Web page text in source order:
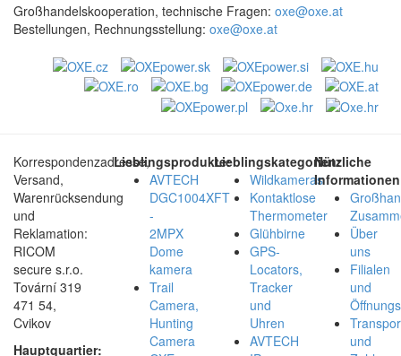
Großhandelskooperation, technische Fragen: oxe@oxe.at
Bestellungen, Rechnungsstellung: oxe@oxe.at
Korrespondenzadresse,
Versand,
Warenrücksendung
und
Reklamation:
RICOM
secure s.r.o.
Tovární 319
471 54,
Cvikov
Hauptquartier:
Lieblingsprodukte:
AVTECH
DGC1004XFT
-
2MPX
Dome
kamera
Trail
Camera,
Hunting
Camera
Lieblingskategorien:
Wildkameras
Kontaktlose
Thermometer
Glühbirne
GPS-
Locators,
Tracker
und
Uhren
AVTECH
Nützliche
Über
uns
Filialen
und
und